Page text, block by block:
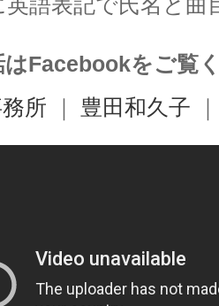
語表記で氏名と曲
Facebookをご覧
所
豊田和久子